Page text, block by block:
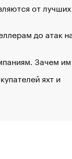
от лучших
до атак
Зачем
яхт и